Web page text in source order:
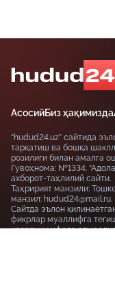
АсосийБиз ҳақимизда
“hudud24.uz” сайтида
тарқатиш ва бошқа
розилиги билан амалга
Гувоҳнома: №1334.
ахборот-таҳлилий сайти.
Таҳририят манзили:
манзил: hudud24@mail.ru.
Сайтда эълон
фикрлар муаллифга
назарини ифода